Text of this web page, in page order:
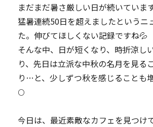
まだまだ暑さ厳しい日が続いていま
猛暑連続50日を超えましたというニ
た。伸びてほしくない記録ですね💦
そんな中、日が短くなり、時折涼し
り、先日は立派な中秋の名月を見る
り…と、少しずつ秋を感じることも
🌕️
今日は、最近素敵なカフェを見つけ